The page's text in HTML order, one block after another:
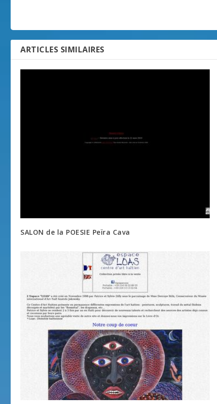
ARTICLES SIMILAIRES
SALON de la POESIE Peïra Cava